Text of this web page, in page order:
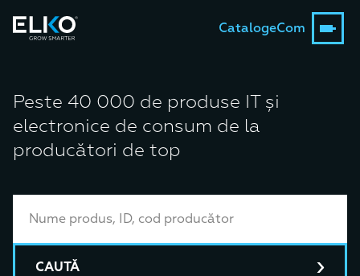
CatalogeCom
Peste 40 000 de produse IT și
electronice de consum de la
producători de top
CAUTĂ